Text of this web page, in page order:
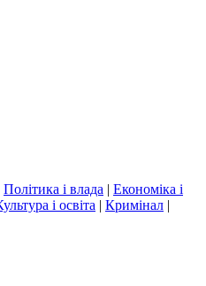
Політика і влада | Економіка і
і освіта | Кримінал |